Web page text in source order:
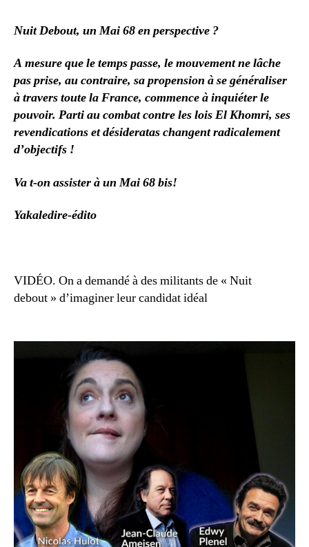
Nuit Debout, un Mai 68 en perspective ?
A mesure que le temps passe, le mouvement ne lâche
pas prise, au contraire, sa propension à se généraliser
à travers toute la France, commence à inquiéter le
pouvoir. Parti au combat contre les lois El Khomri, ses
revendications et désideratas changent radicalement
d’objectifs !
Va t-on assister à un Mai 68 bis!
Yakaledire-édito
VIDÉO. On a demandé à des militants de « Nuit
debout » d’imaginer leur candidat idéal